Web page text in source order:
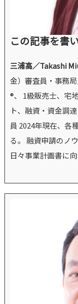
この記事を書
三浦高／Takashi
金）審査員・事務
®、 1級販売士、宅
ト、融資・資金調
員 2024年現在、各
る。 融資申請のノ
日々事業計画書に向